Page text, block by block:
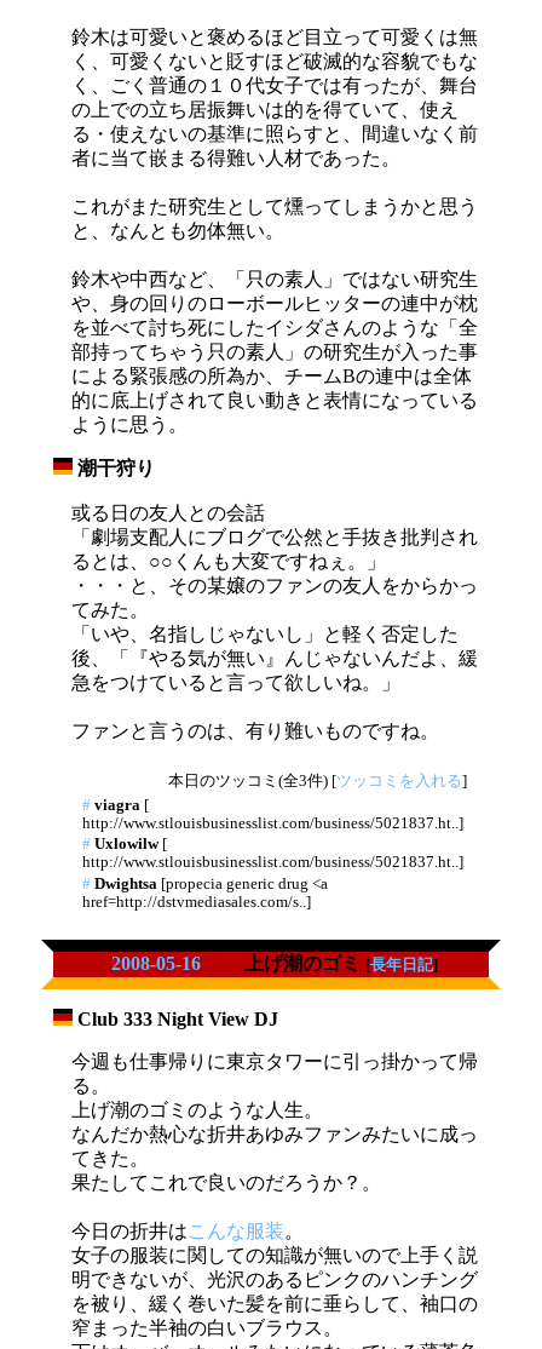
鈴木は可愛いと褒めるほど目立って可愛くは無
く、可愛くないと貶すほど破滅的な容貌でもな
く、ごく普通の１０代女子では有ったが、舞台
の上での立ち居振舞いは的を得ていて、使え
る・使えないの基準に照らすと、間違いなく前
者に当て嵌まる得難い人材であった。
これがまた研究生として燻ってしまうかと思う
と、なんとも勿体無い。
鈴木や中西など、「只の素人」ではない研究生
や、身の回りのローボールヒッターの連中が枕
を並べて討ち死にしたイシダさんのような「全
部持ってちゃう只の素人」の研究生が入った事
による緊張感の所為か、チームBの連中は全体
的に底上げされて良い動きと表情になっている
ように思う。
潮干狩り
或る日の友人との会話
「劇場支配人にブログで公然と手抜き批判され
るとは、○○くんも大変ですねぇ。」
・・・と、その某嬢のファンの友人をからかっ
てみた。
「いや、名指しじゃないし」と軽く否定した
後、「『やる気が無い』んじゃないんだよ、緩
急をつけていると言って欲しいね。」
ファンと言うのは、有り難いものですね。
本日のツッコミ(全3件) [ツッコミを入れる]
# viagra [
http://www.stlouisbusinesslist.com/business/5021837.ht..]
# Uxlowilw[
http://www.stlouisbusinesslist.com/business/5021837.ht..]
# Dwightsa [propecia generic drug <a
href=http://dstvmediasales.com/s..]
2008-05-16 上げ潮のゴミ [長年日記]
Club 333 Night View DJ
今週も仕事帰りに東京タワーに引っ掛かって帰
る。
上げ潮のゴミのような人生。
なんだか熱心な折井あゆみファンみたいに成っ
てきた。
果たしてこれで良いのだろうか？。
今日の折井はこんな服装。
女子の服装に関しての知識が無いので上手く説
明できないが、光沢のあるピンクのハンチング
を被り、緩く巻いた髪を前に垂らして、袖口の
窄まった半袖の白いブラウス。